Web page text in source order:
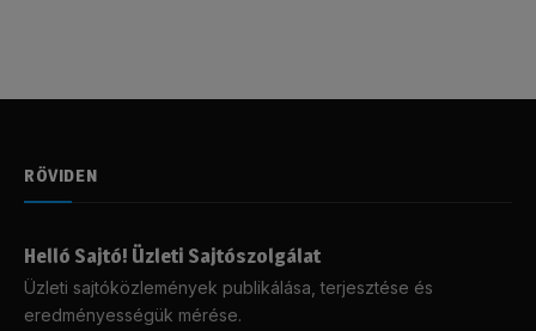
RÖVIDEN
Helló Sajtó! Üzleti Sajtószolgálat
Üzleti sajtóközlemények publikálása, terjesztése és
eredményességük mérése.